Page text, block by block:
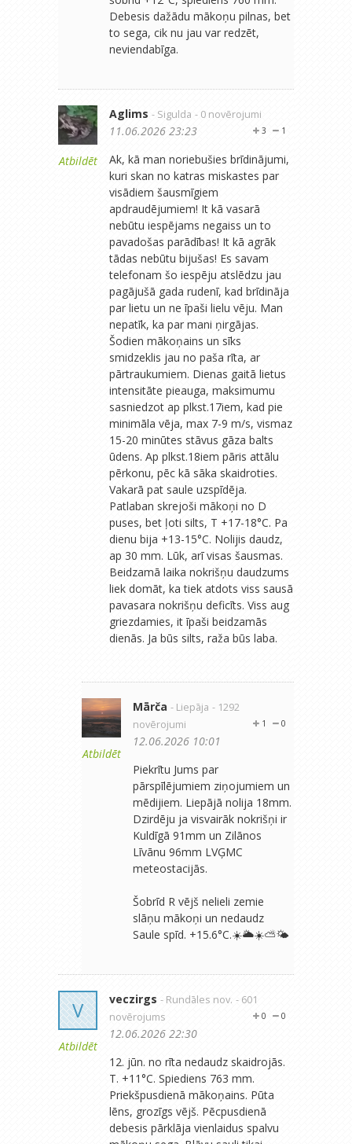
Debesis dažādu mākoņu pilnas, bet
to sega, cik nu jau var redzēt,
neviendabīga.
Atbildēt
Aglims - Sigulda - 0 novērojumi
1
3
11.06.2026 23:23
Ak, kā man noriebušies brīdinājumi,
kuri skan no katras miskastes par
visādiem šausmīgiem
apdraudējumiem! It kā vasarā
nebūtu iespējams negaiss un to
pavadošas parādības! It kā agrāk
tādas nebūtu bijušas! Es savam
telefonam šo iespēju atslēdzu jau
pagājušā gada rudenī, kad brīdināja
par lietu un ne īpaši lielu vēju. Man
nepatīk, ka par mani ņirgājas.
Šodien mākoņains un sīks
smidzeklis jau no paša rīta, ar
pārtraukumiem. Dienas gaitā lietus
intensitāte pieauga, maksimumu
sasniedzot ap plkst.17iem, kad pie
minimāla vēja, max 7-9 m/s, vismaz
15-20 minūtes stāvus gāza balts
ūdens. Ap plkst.18iem pāris attālu
pērkonu, pēc kā sāka skaidroties.
Vakarā pat saule uzspīdēja.
Patlaban skrejoši mākoņi no D
puses, bet ļoti silts, T +17-18°C. Pa
dienu bija +13-15°C. Nolijis daudz,
ap 30 mm. Lūk, arī visas šausmas.
Beidzamā laika nokrišņu daudzums
liek domāt, ka tiek atdots viss sausā
pavasara nokrišņu deficīts. Viss aug
griezdamies, it īpaši beidzamās
dienās. Ja būs silts, raža būs laba.
Atbildēt
Mārča - Liepāja - 1292
novērojumi
0
1
12.06.2026 10:01
Piekrītu Jums par
pārspīlējumiem ziņojumiem un
mēdijiem. Liepājā nolija 18mm.
Dzirdēju ja visvairāk nokrišņi ir
Kuldīgā 91mm un Zilānos
Līvānu 96mm LVĢMC
meteostacijās.
Šobrīd R vējš nelieli zemie
slāņu mākoņi un nedaudz
Saule spīd. +15.6°C.☀️🌥☀️⛅️🌤
V
Atbildēt
veczirgs - Rundāles nov. - 601
novērojums
0
0
12.06.2026 22:30
12. jūn. no rīta nedaudz skaidrojās.
T. +11°C. Spiediens 763 mm.
Priekšpusdienā mākoņains. Pūta
lēns, grozīgs vējš. Pēcpusdienā
debesis pārklāja vienlaidus spalvu